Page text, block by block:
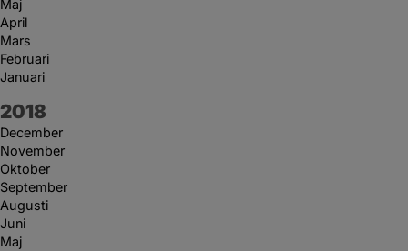
Maj
April
Mars
Februari
Januari
År:
2018
December
November
Oktober
September
Augusti
Juni
Maj